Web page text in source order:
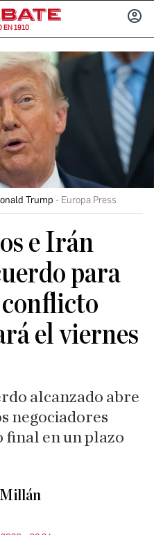
EN 1910
Trump Europa Press
e Irán
para
conflicto
el viernes
alcanzado abre
negociadores
final en un plazo